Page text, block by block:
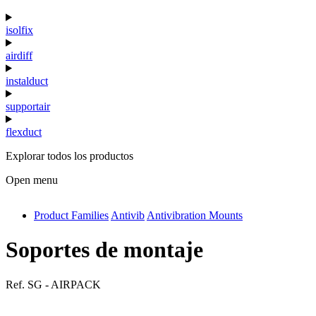
isolfix
airdiff
instalduct
supportair
flexduct
Explorar todos los productos
Open menu
antivib
Product Families Antivib Antivibration Mounts
Soportes de montaje
Ref. SG - AIRPACK